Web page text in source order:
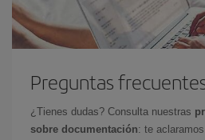
Preguntas
¿Tienes dudas? Consulta nuestras
sobre documentación: te